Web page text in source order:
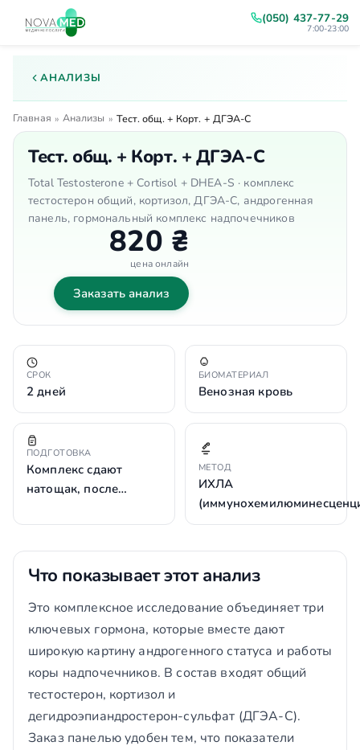
(050) 437-77-29
7:00-23:00
АНАЛИЗЫ
Главная » Анализы » Тест. общ. + Корт. + ДГЭА-С
Тест. общ. + Корт. + ДГЭА-С
Total Testosterone + Cortisol + DHEA-S · комплекс
тестостерон общий, кортизол, ДГЭА-С, андрогенная
панель, гормональный комплекс надпочечников
820 ₴
цена онлайн
Заказать анализ
СРОК
2 дней
БИОМАТЕРИАЛ
Венозная кровь
ПОДГОТОВКА
Комплекс сдают
натощак, после…
МЕТОД
ИХЛА
Что показывает этот анализ
Это комплексное исследование объединяет три
ключевых гормона, которые вместе дают
широкую картину андрогенного статуса и работы
коры надпочечников. В состав входят общий
тестостерон, кортизол и
дегидроэпиандростерон-сульфат (ДГЭА-С).
Заказ панелью удобен тем, что показатели